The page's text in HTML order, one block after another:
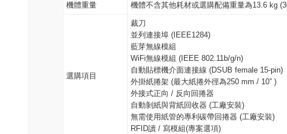
機體重量 機體不含其他耗材或選購配備重量為13.6 kg
選購項目
裁刀
並列連接埠 (IEEE1284)
藍芽無線模組
WiFi無線模組 (IEEE 802.11b/g/n)
自動貼標機介面連接線 (DSUB female 15-pin)
外掛紙捲架 (最大紙捲外徑為250 mm / 10” )
外接式正向 / 反向回捲器
自動剝紙與背紙回收器 (工廠安裝)
無需使用紙管的專利碳帶回捲器 (工廠安裝)
RFID讀 / 寫模組(專案選項)